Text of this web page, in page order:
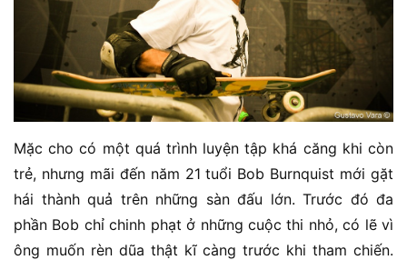
Mặc cho có một quá trình luyện tập khá căng khi còn
trẻ, nhưng mãi đến năm 21 tuổi Bob Burnquist mới gặt
hái thành quả trên những sàn đấu lớn. Trước đó đa
phần Bob chỉ chinh phạt ở những cuộc thi nhỏ, có lẽ vì
ông muốn rèn dũa thật kĩ càng trước khi tham chiến.